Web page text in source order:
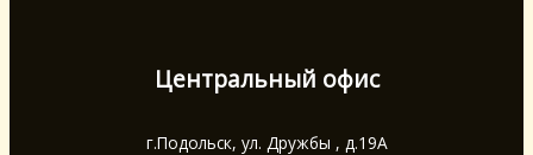
Центральный офис
г.Подольск, ул. Дружбы , д.19А